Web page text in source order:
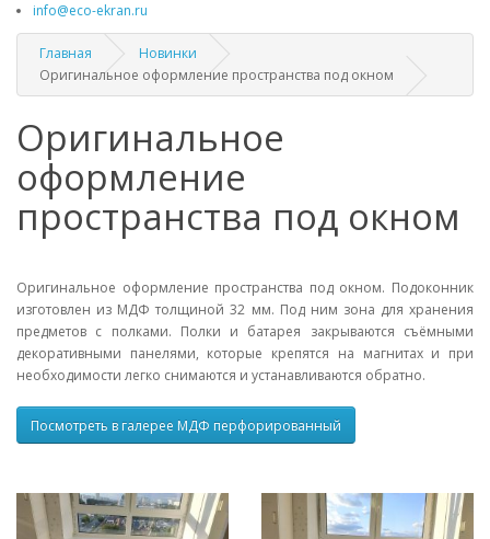
info@eco-ekran.ru
Главная
Новинки
Оригинальное оформление пространства под окном
Оригинальное
оформление
пространства под окном
Оригинальное оформление пространства под окном. Подоконник
изготовлен из МДФ толщиной 32 мм. Под ним зона для хранения
предметов с полками. Полки и батарея закрываются съёмными
декоративными панелями, которые крепятся на магнитах и при
необходимости легко снимаются и устанавливаются обратно.
Посмотреть в галерее МДФ перфорированный